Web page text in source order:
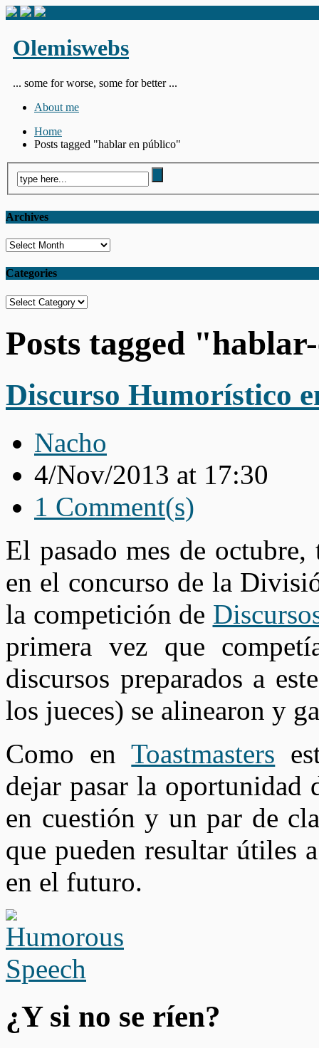
Olemiswebs
... some for worse, some for better ...
About me
Home
Posts tagged "hablar en público"
Archives
Archives
Categories
Categories
Posts tagged
Discurso Humorístico
Nacho
4/Nov/2013 at 17:30
1 Comment(s)
El pasado mes de
en el concurso de la
la competición de
primera vez que
discursos preparados a
los jueces) se alinearon y
Como enToastmasters
dejar pasar la
en cuestión y un par de
que pueden resultar útiles
en el futuro.
¿Y si no se ríen?